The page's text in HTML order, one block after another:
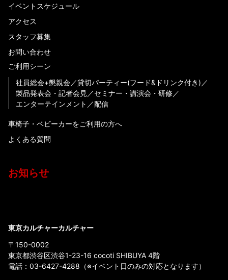
イベントスケジュール
アクセス
スタッフ募集
お問い合わせ
ご利用シーン
社員総会+懇親会
貸切パーティー(フード&ドリンク付き)
製品発表会・記者会見
セミナー・講演会・研修
エンターテインメント
配信
車椅子・ベビーカーをご利用の方へ
よくある質問
お知らせ
東京カルチャーカルチャー
〒150-0002
東京都渋谷区渋谷1-23-16 cocoti SHIBUYA 4階
電話： 03-6427-4288 （※イベント日のみの対応となります）